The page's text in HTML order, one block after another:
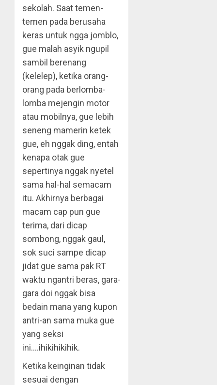
sekolah. Saat temen-
temen pada berusaha
keras untuk ngga jomblo,
gue malah asyik ngupil
sambil berenang
(kelelep), ketika orang-
orang pada berlomba-
lomba mejengin motor
atau mobilnya, gue lebih
seneng mamerin ketek
gue, eh nggak ding, entah
kenapa otak gue
sepertinya nggak nyetel
sama hal-hal semacam
itu. Akhirnya berbagai
macam cap pun gue
terima, dari dicap
sombong, nggak gaul,
sok suci sampe dicap
jidat gue sama pak RT
waktu ngantri beras, gara-
gara doi nggak bisa
bedain mana yang kupon
antri-an sama muka gue
yang seksi
ini….ihikihikihik.
Ketika keinginan tidak
sesuai dengan